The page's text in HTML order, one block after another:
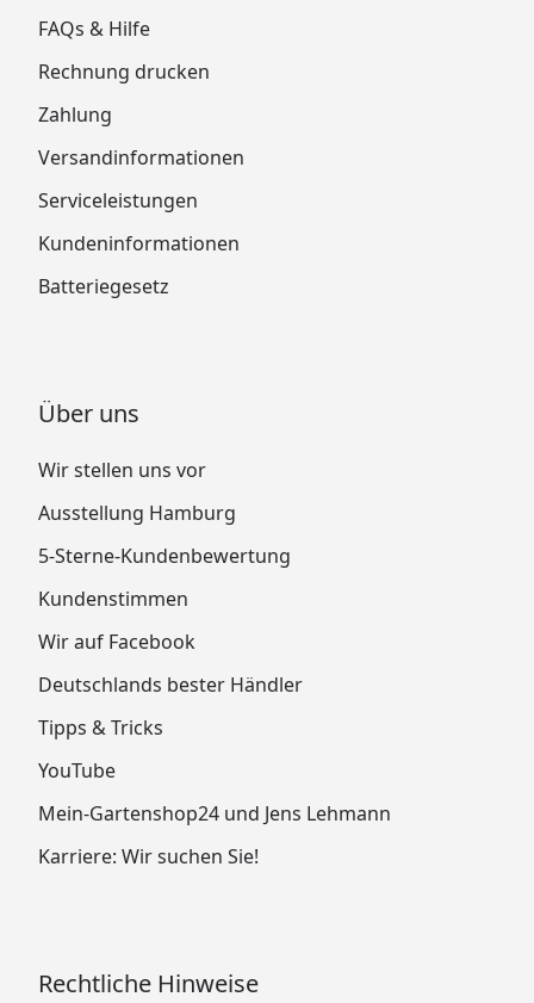
FAQs & Hilfe
Rechnung drucken
Zahlung
Versandinformationen
Serviceleistungen
Kundeninformationen
Batteriegesetz
Über uns
Wir stellen uns vor
Ausstellung Hamburg
5-Sterne-Kundenbewertung
Kundenstimmen
Wir auf Facebook
Deutschlands bester Händler
Tipps & Tricks
YouTube
Mein-Gartenshop24 und Jens Lehmann
Karriere: Wir suchen Sie!
Rechtliche Hinweise